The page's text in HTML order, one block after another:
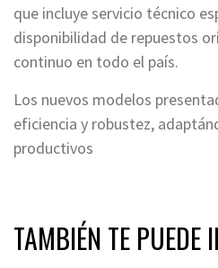
que incluye servicio técnico
disponibilidad de repuestos
continuo en todo el país.
Los nuevos modelos
eficiencia y robustez,
productivos
TAMBIÉN TE PUEDE